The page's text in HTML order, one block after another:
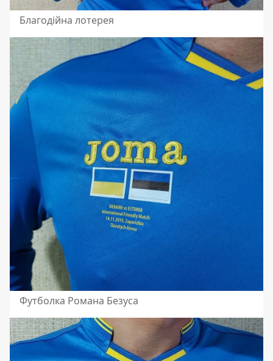
Благодійна лотерея
Футболка Романа Безуса